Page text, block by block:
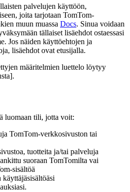
palvelujen käyttöön,
joita tarjotaan TomTom-
muun muassa Docs. Sinua voidaan
tällaiset lisäehdot ostaessasi
Jos näiden käyttöehtojen ja
lisäehdot ovat etusijalla.
määritelmien luettelo löytyy
luomaan tili, jotta voit:
TomTom-verkkosivuston tai
tuotteita ja/tai palveluja
suoraan TomTomilta vai
sisältöä